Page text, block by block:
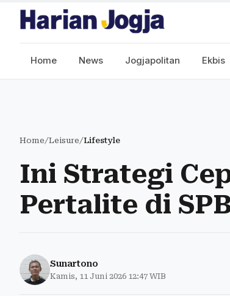
Home News Jogjapolitan Ekbis
Home/Leisure/Lifestyle
Ini Strategi
Pertalite di
Sunartono
Kamis, 11 Juni 2026 12:47 WIB